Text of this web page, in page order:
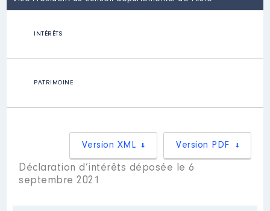
INTÉRÊTS
PATRIMOINE
Version PDF
Version XML
Déclaration d’intérêts déposée le 6
septembre 2021